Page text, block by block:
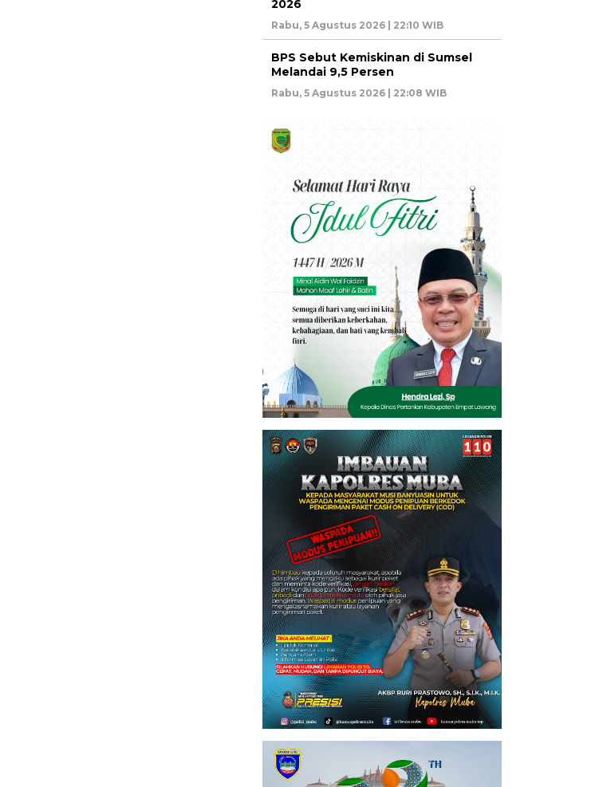
2026
Rabu, 5 Agustus 2026 | 22:10 WIB
BPS Sebut Kemiskinan di Sumsel
Melandai 9,5 Persen
Rabu, 5 Agustus 2026 | 22:08 WIB